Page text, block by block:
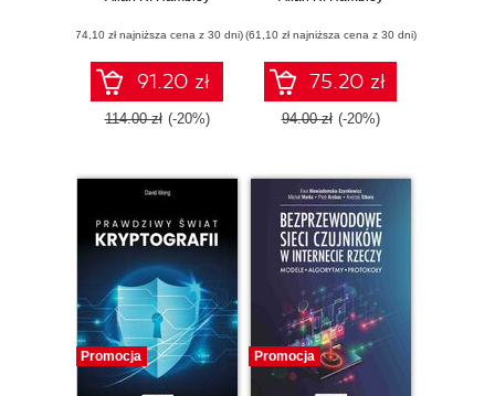
elektryczne
(74,10 zł najniższa cena z 30 dni)
91.20 zł
114.00 zł (-20%)
(61,10 zł najniższa cena z 30 dni)
75.20 zł
94.00 zł (-20%)
Promocja Promocja